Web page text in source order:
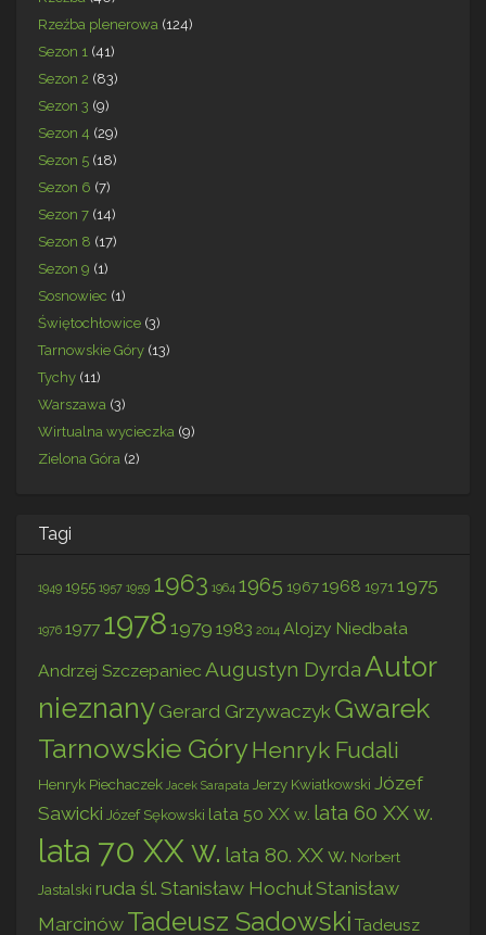
Rzeźba plenerowa (124)
Sezon 1 (41)
Sezon 2 (83)
Sezon 3 (9)
Sezon 4 (29)
Sezon 5 (18)
Sezon 6 (7)
Sezon 7 (14)
Sezon 8 (17)
Sezon 9 (1)
Sosnowiec (1)
Świętochłowice (3)
Tarnowskie Góry (13)
Tychy (11)
Warszawa (3)
Wirtualna wycieczka (9)
Zielona Góra (2)
Tagi
1949 1955 1957 1959 1963 1964 1965 19671968 1971 1975
1976 1977 1978 1979 1983 2014 Alojzy Niedbała
Andrzej Szczepaniec Augustyn DyrdaAutor
nieznany Gerard Grzywaczyk Gwarek
Tarnowskie GóryHenryk Fudali
Henryk Piechaczek Jacek Sarapata Jerzy Kwiatkowski Józef
Sawicki Józef Sękowski lata 50 XX w. lata 60 XX w.
lata 70 XX w. lata 80. XX w. Norbert
Jastalski ruda śl. Stanisław HochułStanisław
Marcinów Tadeusz Sadowski Tadeusz